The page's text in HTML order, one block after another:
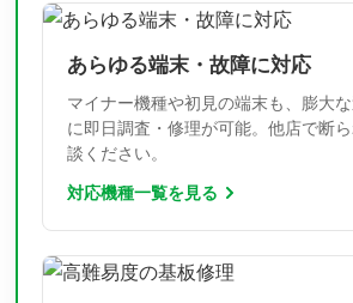
あらゆる端末・故障に対応
マイナー機種や初見の端末も、膨大
に即日調査・修理が可能。他店で断
談ください。
対応機種一覧を見る